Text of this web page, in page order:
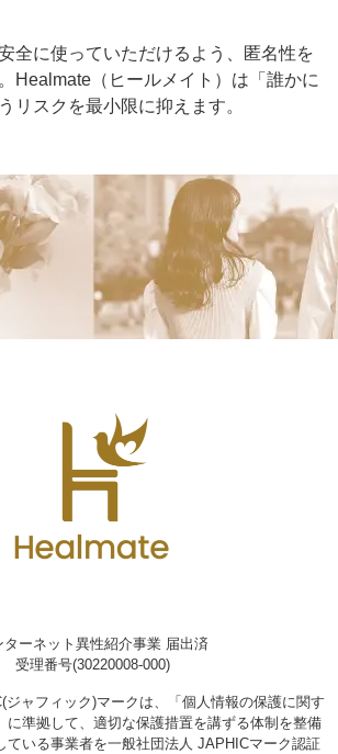
全に使っていただけるよう、匿名性を
Healmate（ヒールメイト）は「誰かに
リスクを最小限に抑えます。
ターネット異性紹介事業 届出済
受理番号(30220008-000)
ジャフィック)マークは、「個人情報の保護に関す
に準拠して、適切な保護措置を講ずる体制を整備
ている事業者を一般社団法人 JAPHICマーク認証